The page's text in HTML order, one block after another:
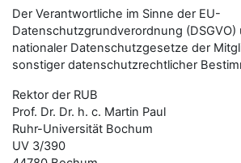
Der Verantwortliche im Sinne der EU-
Datenschutzgrundverordnung (DSGVO)
nationaler Datenschutzgesetze der
sonstiger datenschutzrechtlicher
Rektor der RUB
Prof. Dr. Dr. h. c. Martin Paul
Ruhr-Universität Bochum
UV 3/390